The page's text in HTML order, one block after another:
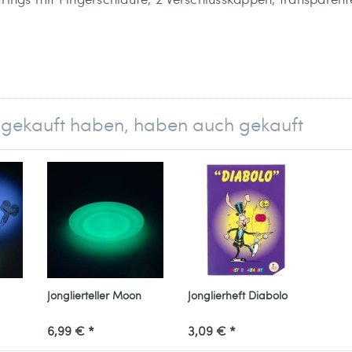
Er kann abgedreht und durch andere Elemente
durch separtat erhältliche Knobs ausgetauscht
haben, haben auch gekauft
Jonglierteller Moon
6,99 € *
Jonglierheft Diabolo
3,09 € *